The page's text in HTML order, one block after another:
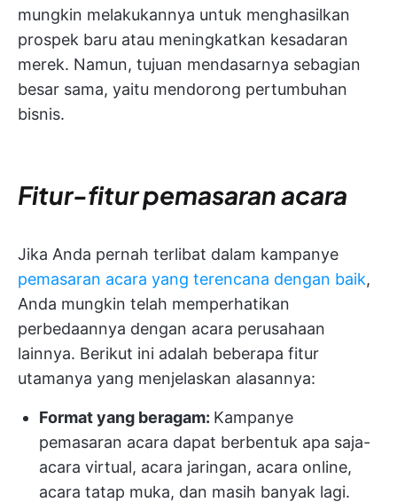
mungkin melakukannya untuk menghasilkan
prospek baru atau meningkatkan kesadaran
merek. Namun, tujuan mendasarnya sebagian
besar sama, yaitu mendorong pertumbuhan
bisnis.
Fitur-fitur pemasaran acara
Jika Anda pernah terlibat dalam kampanye
pemasaran acara yang terencana dengan baik,
Anda mungkin telah memperhatikan
perbedaannya dengan acara perusahaan
lainnya. Berikut ini adalah beberapa fitur
utamanya yang menjelaskan alasannya:
Format yang beragam: Kampanye
pemasaran acara dapat berbentuk apa saja-
acara virtual, acara jaringan, acara online,
acara tatap muka, dan masih banyak lagi.